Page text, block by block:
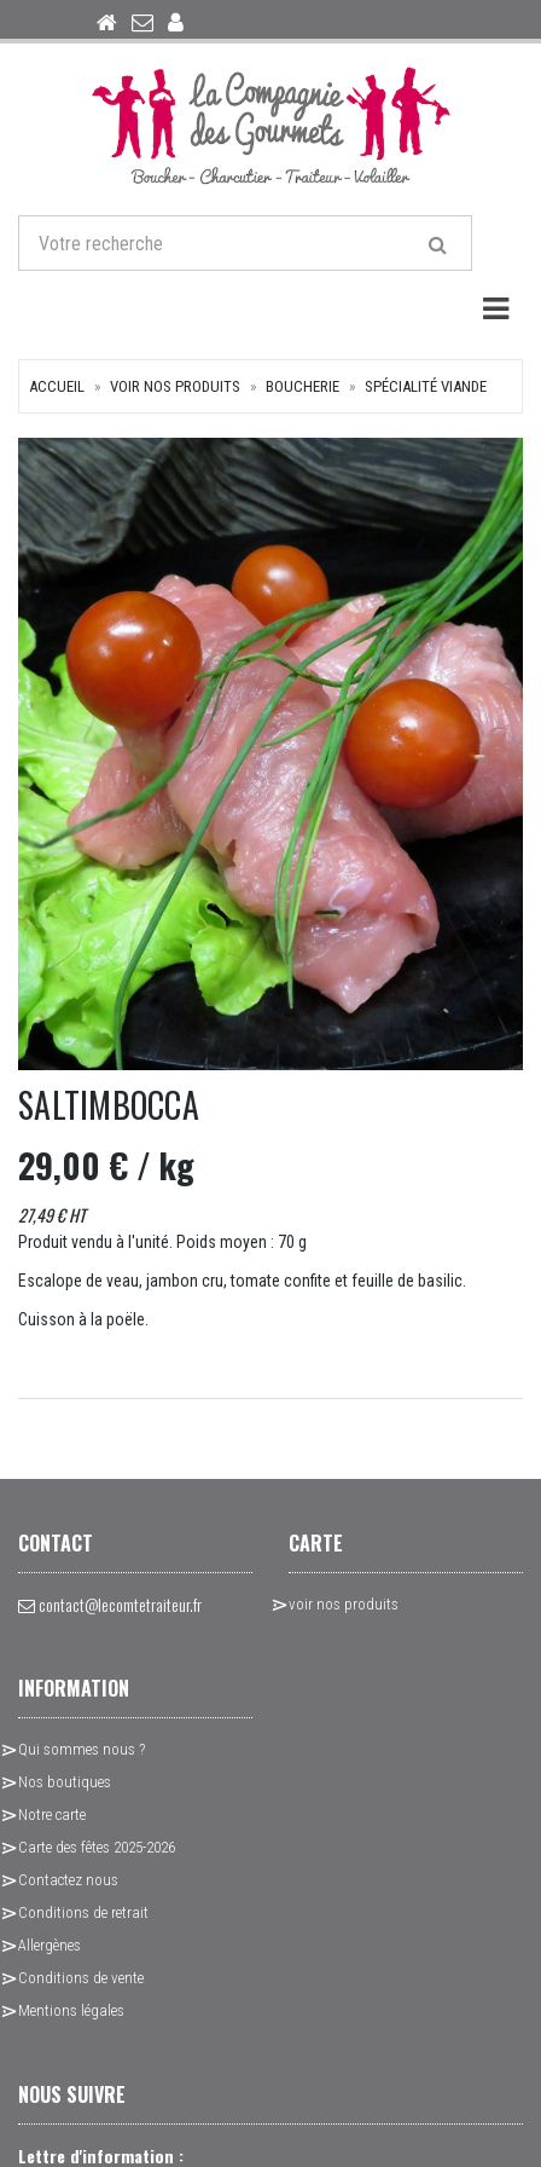
ACCUEIL VOIR NOS PRODUITS BOUCHERIE SPÉCIALITÉ VIANDE
SALTIMBOCCA
29,00 €/ kg
27,49 € HT
Produit vendu à l'unité. Poids moyen : 70 g
Escalope de veau, jambon cru, tomate confite et feuille de basilic.
Cuisson à la poële.
CONTACT
contact@lecomtetraiteur.fr
CARTE
voir nos produits
INFORMATION
Qui sommes nous ?
Nos boutiques
Notre carte
Carte des fêtes 2025-2026
Contactez nous
Conditions de retrait
Allergènes
Conditions de vente
Mentions légales
NOUS SUIVRE
Lettre d'information :